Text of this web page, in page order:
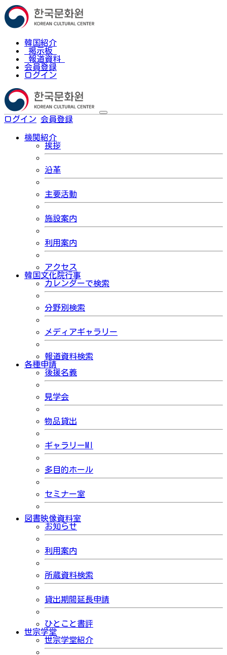
韓国紹介
掲示板
報道資料
会員登録
ログイン
ログイン 会員登録
機関紹介
挨拶
沿革
主要活動
施設案内
利用案内
アクセス
韓国文化院行事
カレンダーで検索
分野別検索
メディアギャラリー
報道資料検索
各種申請
後援名義
見学会
物品貸出
ギャラリーMI
多目的ホール
セミナー室
図書映像資料室
お知らせ
利用案内
所蔵資料検索
貸出期間延長申請
ひとこと書評
世宗学堂
世宗学堂紹介